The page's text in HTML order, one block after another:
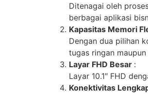
Ditenagai oleh
berbagai aplikasi
Kapasitas Memori
Dengan dua pilihan
tugas ringan
Layar FHD Besar :
Layar 10.1″ FHD
Konektivitas